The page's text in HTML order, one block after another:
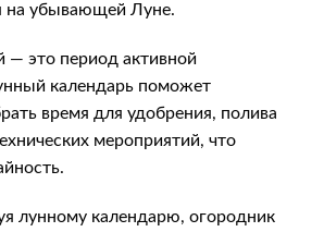
на убывающей Луне.
— это период активной
календарь поможет
время для удобрения, полива
мероприятий, что
лунному календарю, огородник